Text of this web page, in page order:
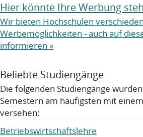
Hier könnte Ihre Werbung
Wir bieten Hochschulen
Werbemöglichkeiten - auch auf
informieren »
Beliebte Studiengänge
Die folgenden Studiengänge
Semestern am häufigsten mit
versehen:
Betriebswirtschaftslehre